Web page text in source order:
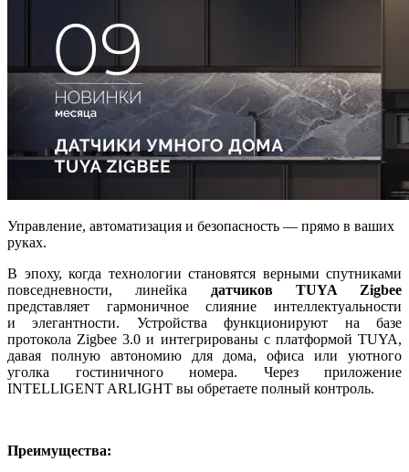
Управление, автоматизация и безопасность — прямо в ваших
руках.
В эпоху, когда технологии становятся верными спутниками
повседневности, линейка датчиков TUYA Zigbee
представляет гармоничное слияние интеллектуальности
и элегантности. Устройства функционируют на базе
протокола Zigbee 3.0 и интегрированы с платформой TUYA,
давая полную автономию для дома, офиса или уютного
уголка гостиничного номера. Через приложение
INTELLIGENT ARLIGHT вы обретаете полный контроль.
Преимущества: